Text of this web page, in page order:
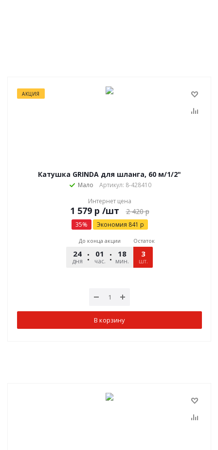
АКЦИЯ
Катушка GRINDA для шланга, 60 м/1/2"
Мало
Артикул: 8-428410
Интернет цена
р /шт 2 420р
35% Экономия 841 р
До конца акции
24
дня
01
час.
18
мин.
02
сек.
Остаток
3
шт.
В корзину